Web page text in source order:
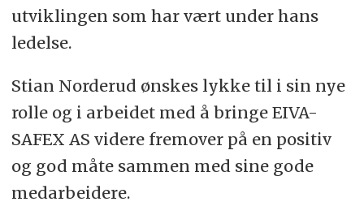
utviklingen som har vært under hans
ledelse.
Stian Norderud ønskes lykke til i sin nye
rolle og i arbeidet med å bringe EIVA-
SAFEX AS videre fremover på en positiv
og god måte sammen med sine gode
medarbeidere.